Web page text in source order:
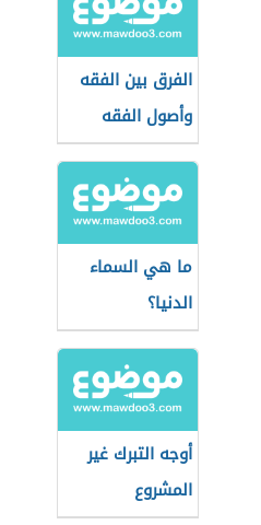
الفرق بين الفقه
وأصول الفقه
ما هي السماء
الدنيا؟
أوجه التبرك غير
المشروع